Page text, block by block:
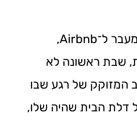
יורם מתאר מעבר ל־Airbnb,
שבת ראשונה לא
המזוקק של רגע שבו
דלת הבית שהיה שלו,